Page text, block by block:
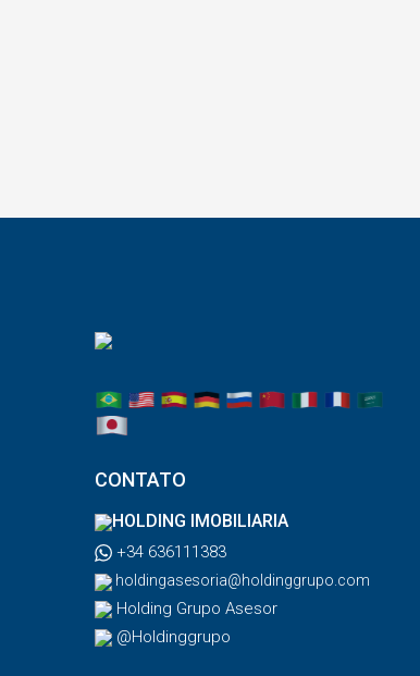
CONTATO
HOLDING IMOBILIARIA
+34 636111383
holdingasesoria@holdinggrupo.com
Holding Grupo Asesor
@Holdinggrupo